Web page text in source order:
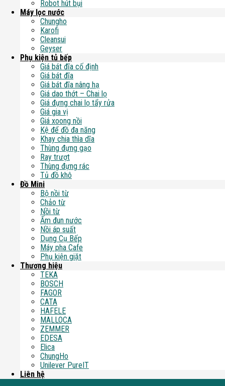
Robot hút bụi
Máy lọc nước
Chungho
Karofi
Cleansui
Geyser
Phụ kiện tủ bếp
Giá bát đĩa cố định
Giá bát đĩa
Giá bát đĩa nâng hạ
Giá dao thớt – Chai lọ
Giá đựng chai lọ tẩy rửa
Giá gia vị
Giá xoong nồi
Kệ để đồ đa năng
Khay chia thìa dĩa
Thùng đựng gạo
Ray trượt
Thùng đựng rác
Tủ đồ khô
Đồ Mini
Bộ nồi từ
Chảo từ
Nồi từ
Ấm đun nước
Nồi áp suất
Dụng Cụ Bếp
Máy pha Cafe
Phụ kiện giặt
Thương hiệu
TEKA
BOSCH
FAGOR
CATA
HAFELE
MALLOCA
ZEMMER
EDESA
Elica
ChungHo
Unilever PureIT
Liên hệ